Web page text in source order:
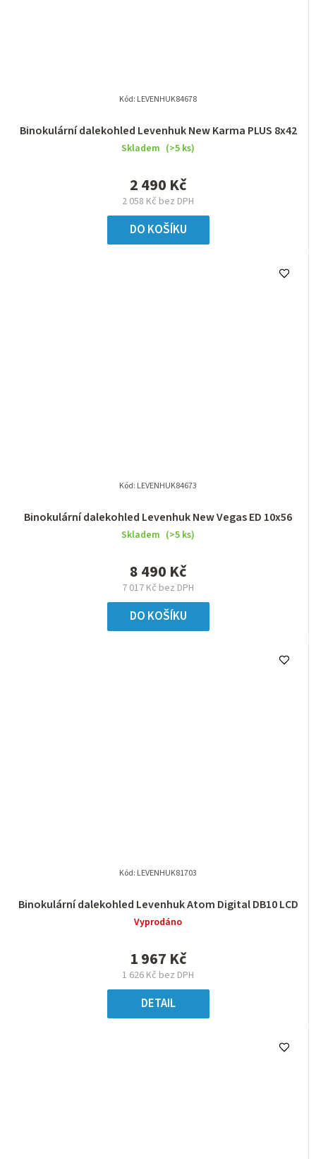
Binokulární dalekohled Levenhuk New Karma PLUS 8x42
Skladem (>5 ks)
2 058 Kč bez DPH
2 490 Kč
DO KOŠÍKU
Kód: LEVENHUK84678
Binokulární dalekohled Levenhuk New Vegas ED 10x56
Skladem (>5 ks)
7 017 Kč bez DPH
8 490 Kč
DO KOŠÍKU
Kód: LEVENHUK84673
Binokulární dalekohled Levenhuk Atom Digital DB10 LCD
Vyprodáno
1 626 Kč bez DPH
1 967 Kč
DETAIL
Kód: LEVENHUK81703